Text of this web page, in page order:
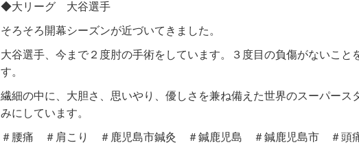
◆大リーグ 大谷選手
そろそろ開幕シーズンが近づいてきました。
大谷選手、今まで２度肘の手術をしています。３度目の負傷がないこと
す。
繊細の中に、大胆さ、思いやり、優しさを兼ね備えた世界のスーパース
みにしています。
＃腰痛 ＃肩こり ＃鹿児島市鍼灸 ＃鍼鹿児島 ＃鍼鹿児島市 ＃頭